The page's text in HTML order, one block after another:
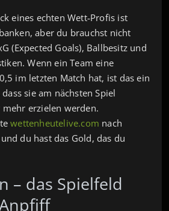
eines echten Wett‑Profis ist
aber du brauchst nicht
(Expected Goals), Ballbesitz und
Wenn ein Team eine
im letzten Match hat, ist das ein
sie am nächsten Spiel
erzielen werden.
wettenheutelive.com nach
du hast das Gold, das du
– das Spielfeld